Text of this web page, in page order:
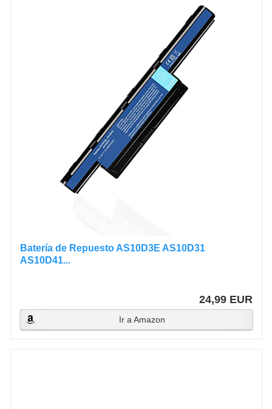
Batería de Repuesto AS10D3E AS10D31
AS10D41...
24,99 EUR
Ir a Amazon